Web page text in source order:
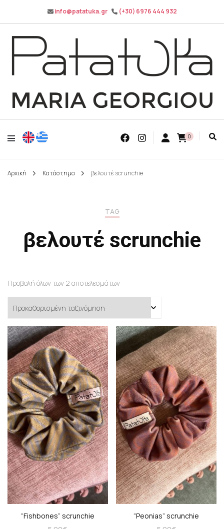
info@patatuka.gr (+30) 6976 444 932
Patatuka
Maria Georgiou
0
Αρχική Κατάστημα βελουτέ scrunchie
TAG
βελουτέ scrunchie
Προβολή όλων των 2 αποτελεσμάτων
“Fishbones” scrunchie
“Peonias” scrunchie